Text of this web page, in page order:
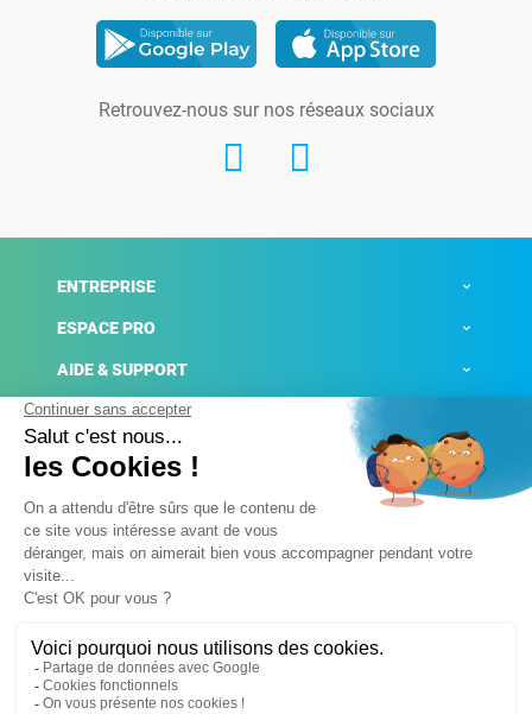
Retrouvez-nous sur nos réseaux sociaux
ENTREPRISE
ESPACE PRO
AIDE & SUPPORT
ACTUALITÉS
Mentions légales
Conditions générales de ventes